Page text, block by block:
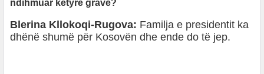
ndihmuar këtyre grave?
Blerina Kllokoqi-Rugova: Familja e presidentit ka
dhënë shumë për Kosovën dhe ende do të jep.